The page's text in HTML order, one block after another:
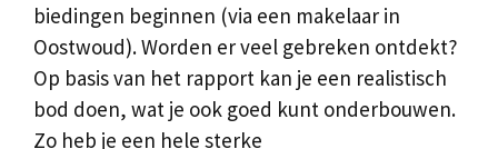
biedingen beginnen (via een makelaar in
Oostwoud). Worden er veel gebreken ontdekt?
Op basis van het rapport kan je een realistisch
bod doen, wat je ook goed kunt onderbouwen.
Zo heb je een hele sterke